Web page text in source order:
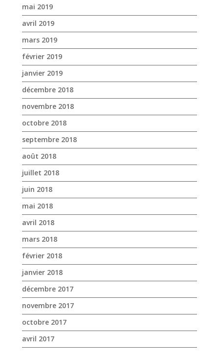
mai 2019
avril 2019
mars 2019
février 2019
janvier 2019
décembre 2018
novembre 2018
octobre 2018
septembre 2018
août 2018
juillet 2018
juin 2018
mai 2018
avril 2018
mars 2018
février 2018
janvier 2018
décembre 2017
novembre 2017
octobre 2017
avril 2017